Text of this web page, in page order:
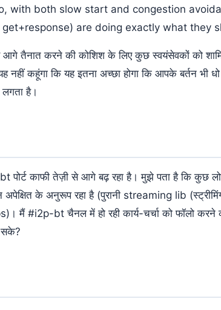
with both slow start and congestion
are doing exactly what they
तैनात करने की कोशिश के लिए कुछ स्वयंसेवकों को
कहूंगा कि यह इतना अच्छा होगा कि आपके बर्तन भी
है।
पोर्ट काफी तेज़ी से आगे बढ़ रहा है। मुझे पता है कि कुछ
अपेक्षित के अनुरूप रहा है (पुरानी streaming lib
मैं #i2p-bt चैनल में हो रही कार्य-चर्चा को फॉलो करने
सके?